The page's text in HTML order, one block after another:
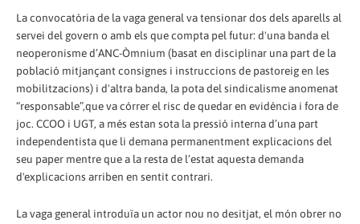
La convocatòria de la vaga general va tensionar dos dels aparells al
servei del govern o amb els que compta pel futur: d'una banda el
neoperonisme d’ANC-Òmnium (basat en disciplinar una part de la
població mitjançant consignes i instruccions de pastoreig en les
mobilitzacions) i d'altra banda, la pota del sindicalisme anomenat
“responsable”,que va córrer el risc de quedar en evidència i fora de
joc. CCOO i UGT, a més estan sota la pressió interna d’una part
independentista que li demana permanentment explicacions del
seu paper mentre que a la resta de l’estat aquesta demanda
d'explicacions arriben en sentit contrari.
La vaga general introduïa un actor nou no desitjat, el món obrer no